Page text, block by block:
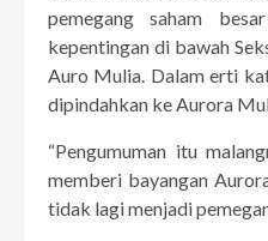
pemegang saham
kepentingan di bawah
Auro Mulia. Dalam erti
dipindahkan ke Aurora
“Pengumuman itu
memberi bayangan
tidak lagi menjadi